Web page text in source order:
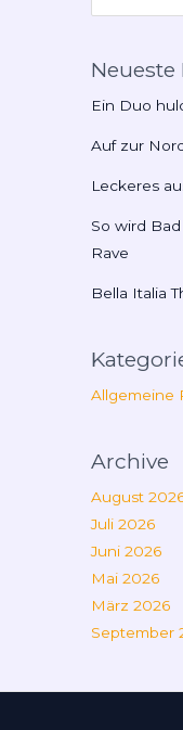
Neueste
Ein Duo
Auf zur
Leckeres
So wird
Rave
Bella Italia
Allgemeine
Archive
August
Juli 2026
Juni 2026
Mai 2026
März 2026
September